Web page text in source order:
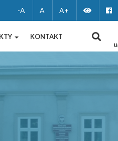
-A A A+ Zmień
wersję
KONTAKT